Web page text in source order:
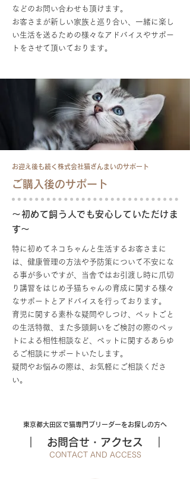
などのお問い合わせも頂けます。
お客さまが新しい家族と巡り合い、一緒に楽し
い生活を送るための様々なアドバイスやサポー
トをさせて頂いております。
お迎え後も続く株式会社猫ざんまいのサポート
ご購入後のサポート
～初めて飼う人でも安心していただけま
す～
特に初めてネコちゃんと生活するお客さまに
は、健康管理の方法や予防策について不安にな
る事が多いですが、当舎ではお引渡し時に爪切
り講習をはじめ子猫ちゃんの育成に関する様々
なサポートとアドバイスを行っております。
育児に関する素朴な疑問やしつけ、ペットごと
の生活特徴、また多頭飼いをご検討の際のペッ
トによる相性相談など、ペットに関するあらゆ
るご相談にサポートいたします。
疑問やお悩みの際は、お気軽にご相談くださ
い。
東京都大田区で猫専門ブリーダーをお探しの方へ
｜ お問合せ・アクセス ｜
CONTACT AND ACCESS